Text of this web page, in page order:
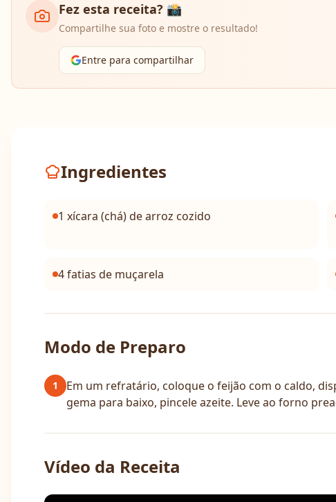
Fez esta receita? 📸
Compartilhe sua foto e mostre o resultado!
Entre para compartilhar
Ingredientes
1 xícara (chá) de arroz cozido
4 fatias de muçarela
Modo de Preparo
1
Em um refratário, coloque o feijão com o caldo,
gema para baixo, pincele azeite. Leve ao forno
Vídeo da Receita